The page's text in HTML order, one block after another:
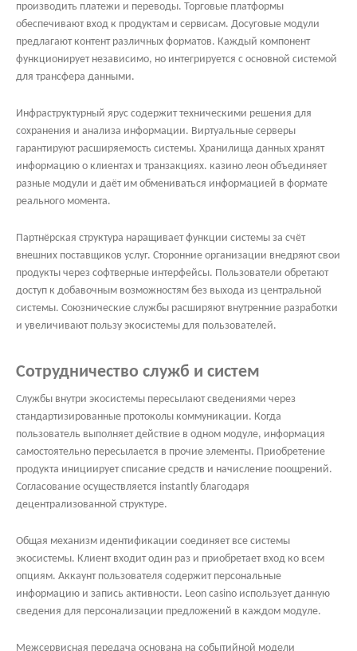
производить платежи и переводы. Торговые платформы
обеспечивают вход к продуктам и сервисам. Досуговые модули
предлагают контент различных форматов. Каждый компонент
функционирует независимо, но интегрируется с основной системой
для трансфера данными.
Инфраструктурный ярус содержит техническими решения для
сохранения и анализа информации. Виртуальные серверы
гарантируют расширяемость системы. Хранилища данных хранят
информацию о клиентах и транзакциях. казино леон объединяет
разные модули и даёт им обмениваться информацией в формате
реального момента.
Партнёрская структура наращивает функции системы за счёт
внешних поставщиков услуг. Сторонние организации внедряют свои
продукты через софтверные интерфейсы. Пользователи обретают
доступ к добавочным возможностям без выхода из центральной
системы. Союзнические службы расширяют внутренние разработки
и увеличивают пользу экосистемы для пользователей.
Сотрудничество служб и систем
Службы внутри экосистемы пересылают сведениями через
стандартизированные протоколы коммуникации. Когда
пользователь выполняет действие в одном модуле, информация
самостоятельно пересылается в прочие элементы. Приобретение
продукта инициирует списание средств и начисление поощрений.
Согласование осуществляется instantly благодаря
децентрализованной структуре.
Общая механизм идентификации соединяет все системы
экосистемы. Клиент входит один раз и приобретает вход ко всем
опциям. Аккаунт пользователя содержит персональные
информацию и запись активности. Leon casino использует данную
сведения для персонализации предложений в каждом модуле.
Межсервисная передача основана на событийной модели